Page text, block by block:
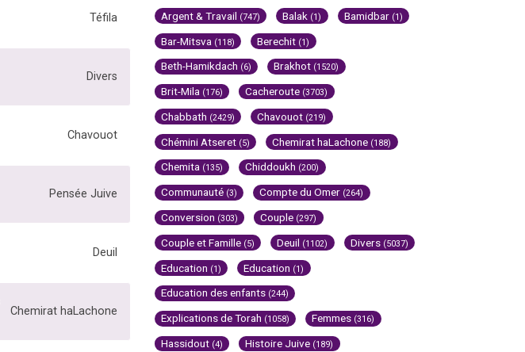
Téfila
Divers
Chavouot
Pensée Juive
Deuil
Chemirat haLachone
Argent & Travail (747) Balak (1) Bamidbar (1)
Bar-Mitsva (118) Berechit (1)
Beth-Hamikdach (6) Brakhot (1520)
Brit-Mila (176) Cacheroute (3703)
Chabbath (2429) Chavouot (219)
Chémini Atseret (5) Chemirat haLachone (188)
Chemita (135) Chiddoukh (200)
Communauté (3) Compte du Omer (264)
Conversion (303) Couple (297)
Couple et Famille (5) Deuil (1102) Divers (5037)
Education (1) Education (1)
Education des enfants (244)
Explications de Torah (1058) Femmes (316)
Hassidout (4) Histoire Juive (189)